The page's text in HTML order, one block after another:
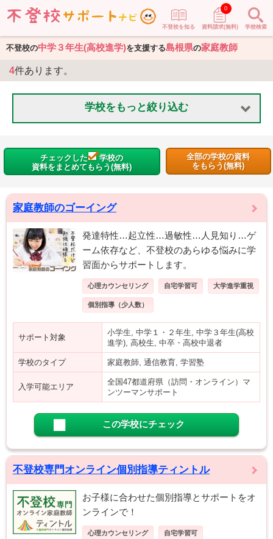
不登校を知る 資料請求(無料)
0
学校検索
不登校の中学３年生(高校進学)を支援する島根県の家庭教師
4件あります。
学校をもっと絞り込む
チェックした
学校の
資料をまとめてもらう(無料)
全部の学校の資料
をもらう(無料)
家庭教師のゴーイング
発達特性…起立性…過敏性…人見知り…ゲ
ーム依存など、不登校のあらゆる悩みに学
習面からサポートします。
心理カウンセリング 自宅学習可 大学進学重視
個別指導（少人数）
サポート対象
小学生, 中学１・２年生, 中学３年生(高校
進学), 高校生, 中卒・高校中退者
学校のタイプ 家庭教師, 通信教育, 学習塾
入学可能エリア
全国47都道府県（訪問・オンライン）マ
ンツーマンサポート
この学校にチェック
不登校専門オンライン個別指導ティントル
お子様に合わせた個別指導とサポートをオ
ンラインで！
心理カウンセリング 自宅学習可